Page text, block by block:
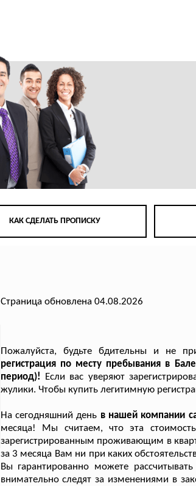
КАК СДЕЛАТЬ ПРОПИСКУ
Страница обновлена 04.08.2026
Пожалуйста, будьте бдительны и не
регистрация по месту пребывания в
период)!
Если вас уверяют
жулики. Чтобы купить легитимную
На сегодняшний день в нашей компании
месяца! Мы считаем, что эта
зарегистрированным проживающим в
за 3 месяца Вам ни при каких
Вы гарантированно можете
внимательно следят за изменениями в